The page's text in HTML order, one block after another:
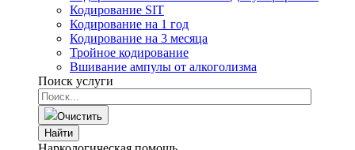
Кодирование SIT
Кодирование на 1 год
Кодирование на 3 месяца
Тройное кодирование
Вшивание ампулы от алкоголизма
Поиск услуги
Очистить
Найти